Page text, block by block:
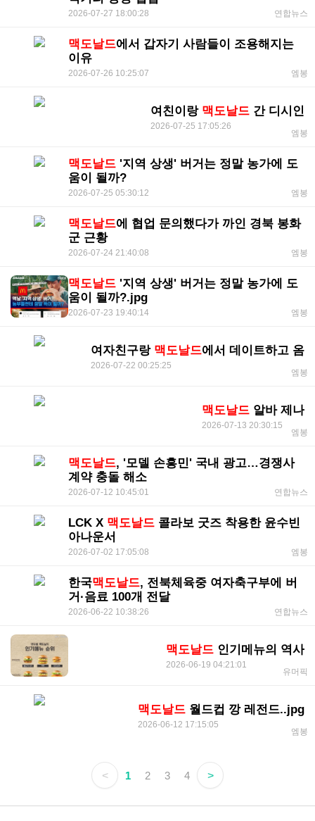
2026-07-27 18:00:28 연합뉴스
맥도날드에서 갑자기 사람들이 조용해지는
이유
2026-07-26 10:25:07 엠봉
여친이랑 맥도날드 간 디시인
2026-07-25 17:05:26
엠봉
맥도날드 '지역 상생' 버거는 정말 농가에 도
움이 될까?
2026-07-25 05:30:12 엠봉
맥도날드에 협업 문의했다가 까인 경북 봉화
군 근황
2026-07-24 21:40:08 엠봉
맥도날드 '지역 상생' 버거는 정말 농가에 도
움이 될까?.jpg
2026-07-23 19:40:14 엠봉
여자친구랑 맥도날드에서 데이트하고 옴
2026-07-22 00:25:25
엠봉
맥도날드 알바 제나
2026-07-13 20:30:15
엠봉
맥도날드, '모델 손흥민' 국내 광고…경쟁사
계약 충돌 해소
2026-07-12 10:45:01 연합뉴스
LCK X 맥도날드 콜라보 굿즈 착용한 윤수빈
아나운서
2026-07-02 17:05:08 엠봉
한국맥도날드, 전북체육중 여자축구부에 버
거·음료 100개 전달
2026-06-22 10:38:26 연합뉴스
맥도날드 인기메뉴의 역사
2026-06-19 04:21:01
유머픽
맥도날드 월드컵 깡 레전드..jpg
2026-06-12 17:15:05
엠봉
< 1 2 3 4 >